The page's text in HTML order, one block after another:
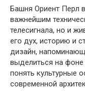
Башня Ориент Перл
важнейшим
телесигнала, но и
его дух, историю и
дизайн,
выделиться на фоне
понять культурные
современной